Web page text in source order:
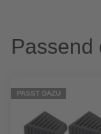
Passend
PASST DAZU